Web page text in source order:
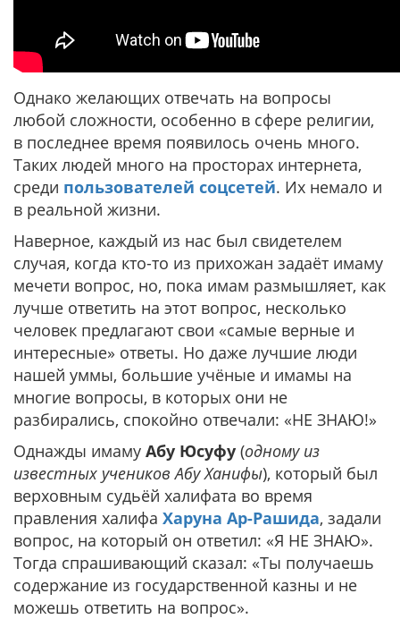
Однако желающих отвечать на вопросы
любой сложности, особенно в сфере религии,
в последнее время появилось очень много.
Таких людей много на просторах интернета,
среди пользователей соцсетей. Их немало и
в реальной жизни.
Наверное, каждый из нас был свидетелем
случая, когда кто-то из прихожан задаёт имаму
мечети вопрос, но, пока имам размышляет, как
лучше ответить на этот вопрос, несколько
человек предлагают свои «самые верные и
интересные» ответы. Но даже лучшие люди
нашей уммы, большие учёные и имамы на
многие вопросы, в которых они не
разбирались, спокойно отвечали: «НЕ ЗНАЮ!»
Однажды имаму Абу Юсуфу (одному из
известных учеников Абу Ханифы), который был
верховным судьёй халифата во время
правления халифа Харуна Ар-Рашида, задали
вопрос, на который он ответил: «Я НЕ ЗНАЮ».
Тогда спрашивающий сказал: «Ты получаешь
содержание из государственной казны и не
можешь ответить на вопрос».